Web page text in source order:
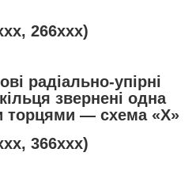
266ххх)
радіально-упірні
звернені одна
торцями — схема «Х»
366ххх)